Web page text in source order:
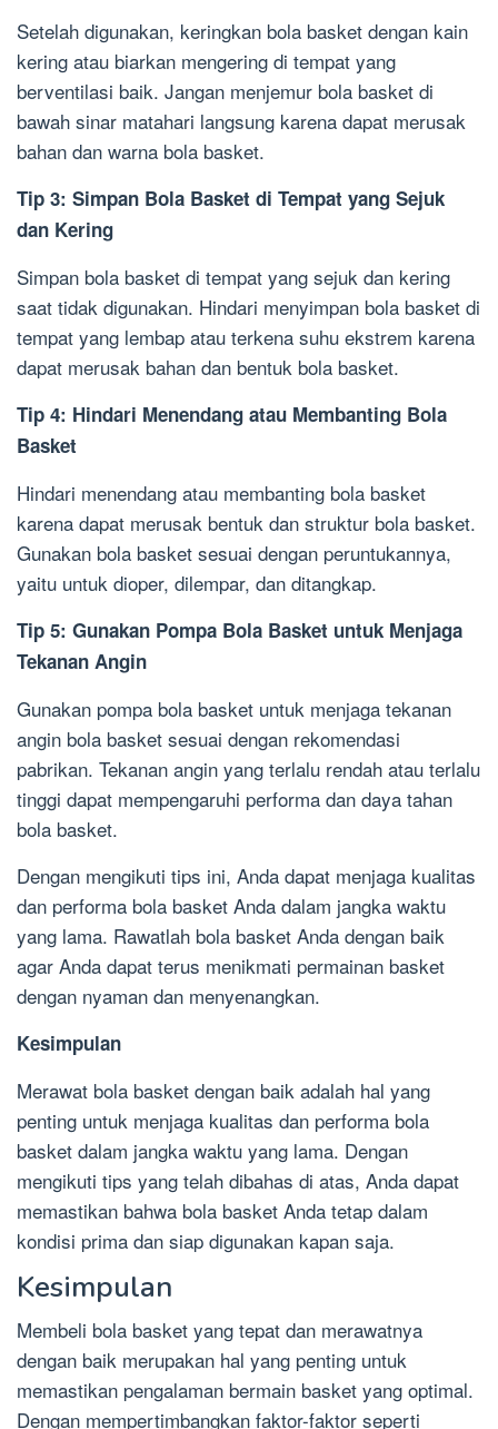
Setelah digunakan, keringkan bola basket dengan kain
kering atau biarkan mengering di tempat yang
berventilasi baik. Jangan menjemur bola basket di
bawah sinar matahari langsung karena dapat merusak
bahan dan warna bola basket.
Tip 3: Simpan Bola Basket di Tempat yang Sejuk
dan Kering
Simpan bola basket di tempat yang sejuk dan kering
saat tidak digunakan. Hindari menyimpan bola basket di
tempat yang lembap atau terkena suhu ekstrem karena
dapat merusak bahan dan bentuk bola basket.
Tip 4: Hindari Menendang atau Membanting Bola
Basket
Hindari menendang atau membanting bola basket
karena dapat merusak bentuk dan struktur bola basket.
Gunakan bola basket sesuai dengan peruntukannya,
yaitu untuk dioper, dilempar, dan ditangkap.
Tip 5: Gunakan Pompa Bola Basket untuk Menjaga
Tekanan Angin
Gunakan pompa bola basket untuk menjaga tekanan
angin bola basket sesuai dengan rekomendasi
pabrikan. Tekanan angin yang terlalu rendah atau terlalu
tinggi dapat mempengaruhi performa dan daya tahan
bola basket.
Dengan mengikuti tips ini, Anda dapat menjaga kualitas
dan performa bola basket Anda dalam jangka waktu
yang lama. Rawatlah bola basket Anda dengan baik
agar Anda dapat terus menikmati permainan basket
dengan nyaman dan menyenangkan.
Kesimpulan
Merawat bola basket dengan baik adalah hal yang
penting untuk menjaga kualitas dan performa bola
basket dalam jangka waktu yang lama. Dengan
mengikuti tips yang telah dibahas di atas, Anda dapat
memastikan bahwa bola basket Anda tetap dalam
kondisi prima dan siap digunakan kapan saja.
Kesimpulan
Membeli bola basket yang tepat dan merawatnya
dengan baik merupakan hal yang penting untuk
memastikan pengalaman bermain basket yang optimal.
Dengan mempertimbangkan faktor-faktor seperti